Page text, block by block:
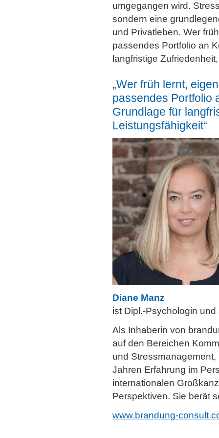
umgegangen wird.
sondern eine
und Privatleben. Wer
passendes Portfolio an
langfristige
„Wer früh lernt,
passendes Portfolio
Grundlage für
Leistungsfähigkeit“
Diane Manz
ist Dipl.-Psychologin
Als Inhaberin von
auf den Bereichen
und
Jahren Erfahrung im
internationalen
Perspektiven. Sie berät
www.brandung-